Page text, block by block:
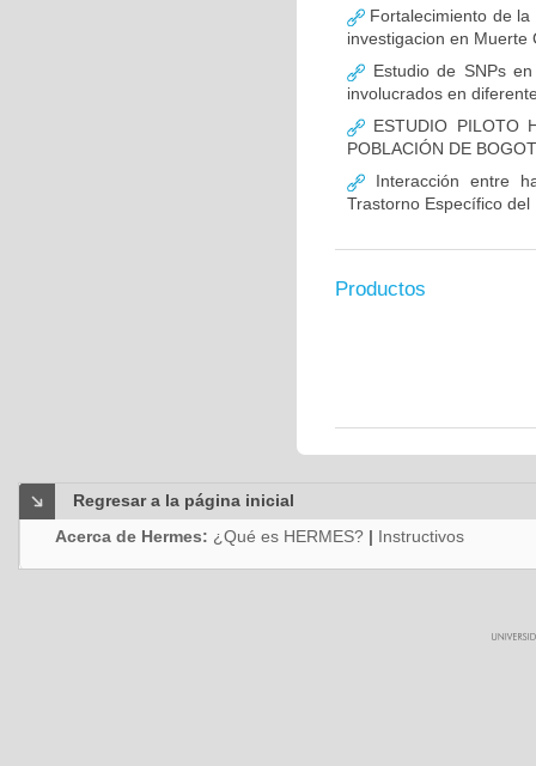
Fortalecimiento de la
investigacion en Muerte
Estudio de SNPs
involucrados en
ESTUDIO PILOTO
POBLACIÓN DE
Interacción entre
Trastorno Específico del
Productos
Regresar a la página inicial
Acerca de Hermes: ¿Qué es HERMES? | Instructivos